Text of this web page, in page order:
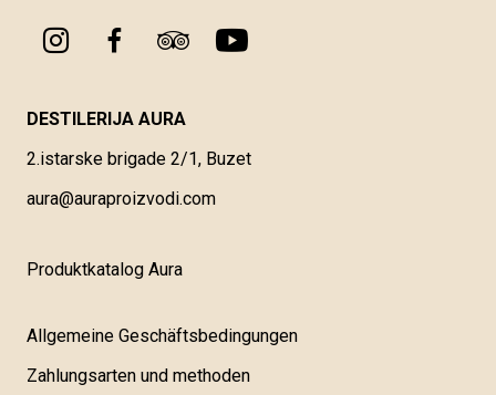
DESTILERIJA AURA
2.istarske brigade 2/1, Buzet
aura@auraproizvodi.com
Produktkatalog Aura
Allgemeine Geschäftsbedingungen
Zahlungsarten und methoden